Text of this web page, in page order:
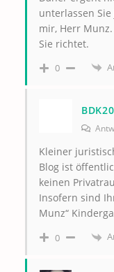
unterlassen
mir, Herr
Sie richtet.
0
Kleiner
Blog ist
keinen
Insofern sind
Munz“
0